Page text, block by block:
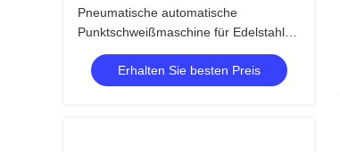
Pneumatische automatische
Punktschweißmaschine für Edelstahl
mit Fußpedalbedienung
Erhalten Sie besten Preis